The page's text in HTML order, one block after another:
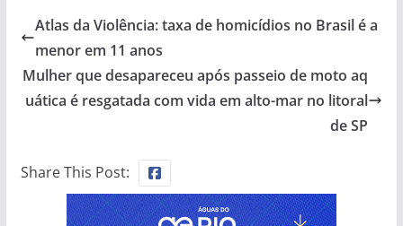
Atlas da Violência: taxa de homicídios no Brasil é a
menor em 11 anos
Mulher que desapareceu após passeio de moto aq
uática é resgatada com vida em alto-mar no litoral
de SP
Share This Post: